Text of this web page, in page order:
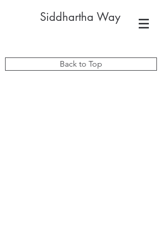
Siddhartha Way
Back to Top